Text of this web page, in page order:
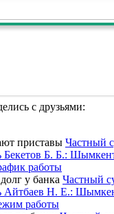
с друзьями:
Частный
Бекетов Б. Б.:
работы
Частный
Айтбаев Н. Е.:
работы